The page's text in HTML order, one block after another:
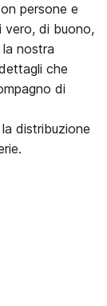
persone e
vero, di buono,
nostra
che
di
distribuzione